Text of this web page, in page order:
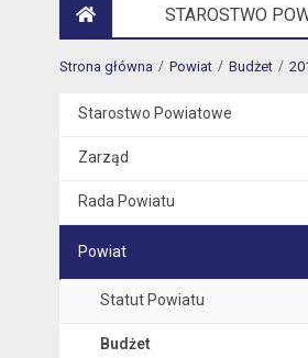
STAROSTWO
Strona główna Powiat Budżet
Starostwo Powiatowe
Zarząd
Rada Powiatu
Powiat
Statut Powiatu
Budżet